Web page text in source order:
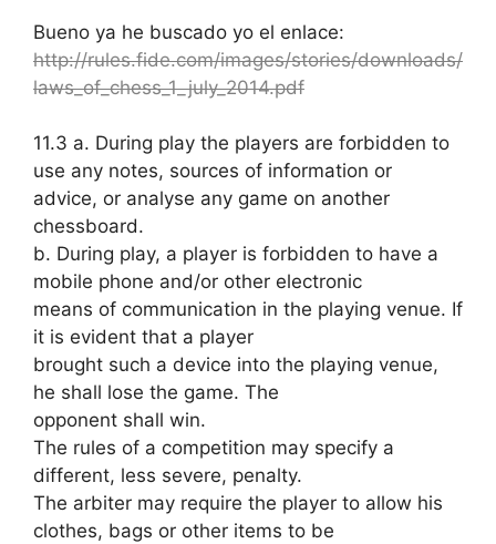
Bueno ya he buscado yo el enlace:
http://rules.fide.com/images/stories/downloads/
laws_of_chess_1_july_2014.pdf
11.3 a. During play the players are forbidden to
use any notes, sources of information or
advice, or analyse any game on another
chessboard.
b. During play, a player is forbidden to have a
mobile phone and/or other electronic
means of communication in the playing venue. If
it is evident that a player
brought such a device into the playing venue,
he shall lose the game. The
opponent shall win.
The rules of a competition may specify a
different, less severe, penalty.
The arbiter may require the player to allow his
clothes, bags or other items to be